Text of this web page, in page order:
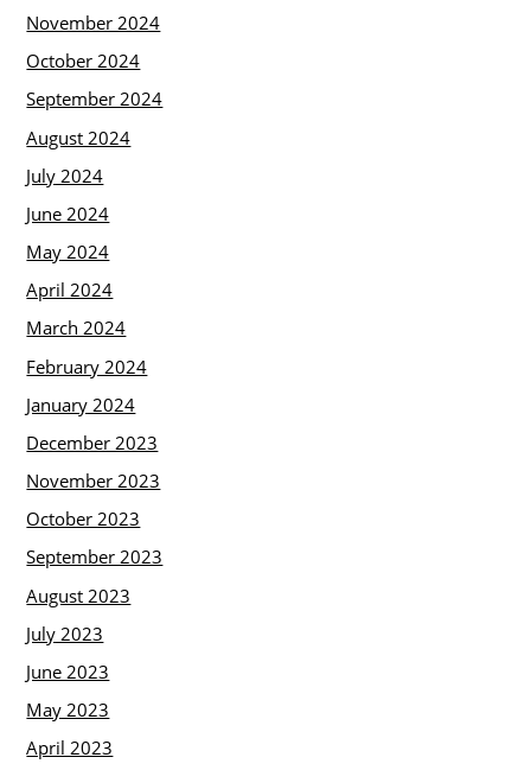
November 2024
October 2024
September 2024
August 2024
July 2024
June 2024
May 2024
April 2024
March 2024
February 2024
January 2024
December 2023
November 2023
October 2023
September 2023
August 2023
July 2023
June 2023
May 2023
April 2023